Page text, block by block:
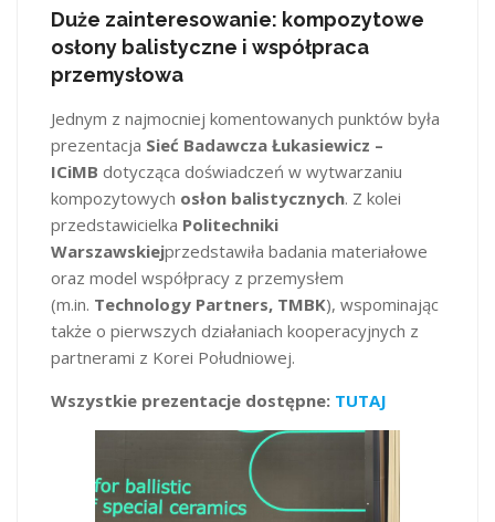
Duże zainteresowanie: kompozytowe
osłony balistyczne i współpraca
przemysłowa
Jednym z najmocniej komentowanych punktów była
prezentacja Sieć Badawcza Łukasiewicz –
ICiMB dotycząca doświadczeń w wytwarzaniu
kompozytowych osłon balistycznych. Z kolei
przedstawicielka Politechniki
Warszawskiejprzedstawiła badania materiałowe
oraz model współpracy z przemysłem
(m.in. Technology Partners, TMBK), wspominając
także o pierwszych działaniach kooperacyjnych z
partnerami z Korei Południowej.
Wszystkie prezentacje dostępne: TUTAJ